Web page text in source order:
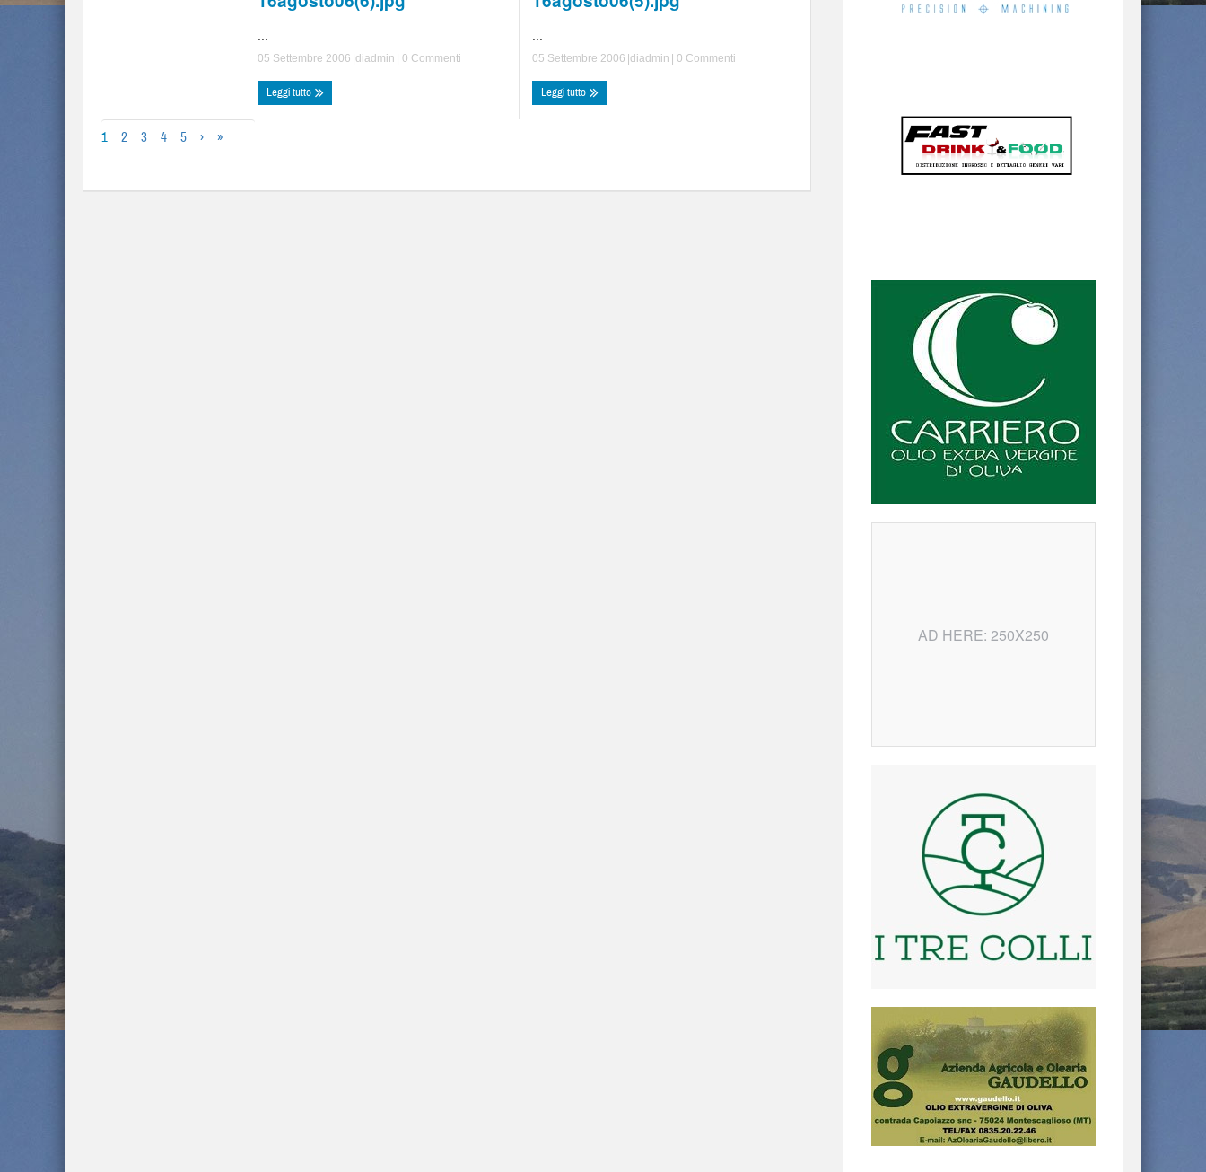
...
05 Settembre 2006 |diadmin 0 Commenti
Leggi tutto
...
05 Settembre 2006 |diadmin | 0 Commenti
Leggi tutto
1 2 3 4 5 › »
AD HERE: 250X250